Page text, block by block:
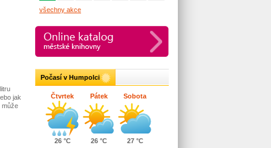
jak
může
všechny akce
Počasí v Humpolci
Čtvrtek
26 °C
Pátek
26 °C
Sobota
27 °C